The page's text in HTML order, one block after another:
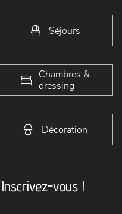
Séjours
Chambres &
dressing
Décoration
Inscrivez-vous !